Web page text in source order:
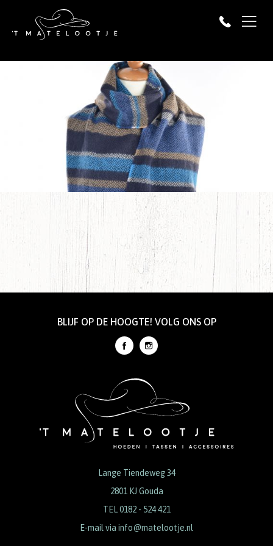
BLIJF OP DE HOOGTE! VOLG ONS OP
Lange Tiendeweg 34
2801 KJ Gouda
TEL 0182 - 524 421
E-mail via info@matelootje.nl